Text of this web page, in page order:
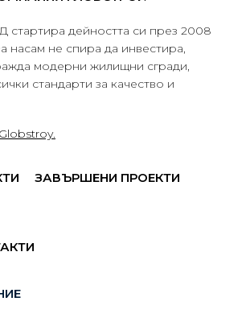
стартира дейността си през 2008
насам не спира да инвестира,
модерни жилищни сгради,
стандарти за качество и
Globstroy.
ЗАВЪРШЕНИ ПРОЕКТИ